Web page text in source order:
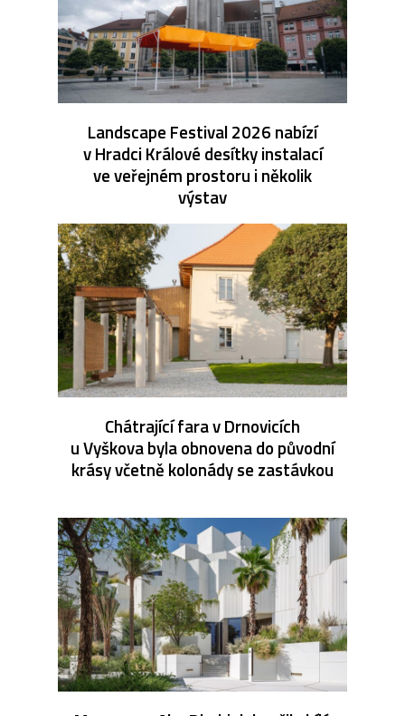
Landscape Festival 2026 nabízí
v Hradci Králové desítky instalací
ve veřejném prostoru i několik
výstav
Chátrající fara v Drnovicích
u Vyškova byla obnovena do původní
krásy včetně kolonády se zastávkou